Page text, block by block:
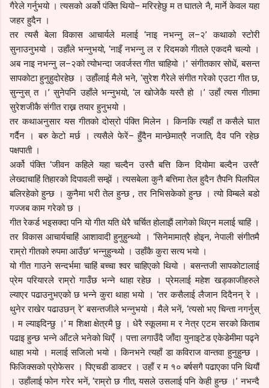
गैरेले गर्नुभयो । त्यसको अर्को पंक्ति थियो– मरिरहेछु म त घातले नै, मार्ने केवल यहा
जहर हुदैन ।
तर त्यसै बेला विकास आचार्यले मलाई ‘नाइ नभन्नु ल–२’ कथाको स्टोरी
सुनाउनुभयो । उहाँले भन्नुभयो, ‘नाइँ नभन्नु ल र रिदमको गीतले एकदमै चल्यो ।
अब नाइ नभन्नु ल–२को त्योभन्दा जवर्जस्त गीत चाहियो ।’ संगीतकार सोधें, बसन्त
सापकोटा हुनुहुदोरहेछ । उहाँलाई मैले भने, ‘सुरेश गैरेले संगीत गरेको एउटा गीत छ,
सुन्नुस् त ।’ सुनेपनि उहाँले भन्नुभयो, ‘ल खोजेकै यस्तै हो ।’ उहाँ त्यस गीतमा
सुरेशजीकै संगीत राख्न तयार हुनुभयो ।
तर कथाअनुसार यस गीतको दोस्रो पंक्ति मिलेन । किनकि त्यहाँ त कसैले घात
गर्दैन । बरु केटो मर्छ । त्यसैले फेरें– हुँदैन मान्छेमात्रै नजाति, दैव पनि रहेछ
पक्षपाती ।
अर्को पंक्ति ‘जीवन कहिले यहा चल्दैन उस्तै बत्ति किन दियोमा बल्दैन उस्तै’
लेख्दाचाहिं तिहारको दिपावली सम्झें । त्यसबेला कुनै बत्तिमा तेल हुदैन तैपनि पिलपिल
बलिरहेको हुन्छ । कुनैमा भरी तेल हुन्छ , तर निभिसकेको हुन्छ । त्यो विम्बले बडो
गज्जब काम गरेको छ ।
गीत रेकर्ड भइसक्दा पनि यो गीत यति धेरै चर्चित होलाझैं लागेको थिएन मलाई चाहिं ।
तर विकास आचार्यचाहिं आशावादी हुनुहुन्थ्यो । ‘सिनेमामात्रै होइन, नेपाली संगीतमै
राम्रो गीतको रुपमा आउँछ’ भन्नुहुन्थ्यो । उहाँकै कुरा सत्य भयो ।
यो गीत गाउने सन्दर्भमा चाहिं बच्चा श्वर चाहिएको थियो । बसन्तजी सापकोटालाई
प्रेम परियारले राम्रो गाउँछ भन्ने थाहा रहेछ । प्रेमलाई महेश खड्काजीहरुले
ल्याएर पढाउनुभएको छ भन्ने कुरा थाहा भयो । ‘तर कसैलाई लैजान दिदैनन् रे ।
थुनेर राखेर पढाउछन् रे’ बसन्तजीले भन्नुभयो । मैले भनें, ‘त्यसो भए चिन्ता नगर्नुस्
। म ल्याइदिन्छु ।’ म शिक्षा क्षेत्रमै छु । धेरै स्कूलमा म र नेत्र एटम सरको किताब
पढाइ हुन्छ भन्ने आँटले भनेको थिएँ । पत्ता लगाउँदै जाँदा युनाइटेड एकेडेमीमा पढ्ने
थाहा भयो । मलाई सजिलो भयो । किनभने त्यहाँ डा कविराज वान्तवा हुनुहुन्छ ।
फिजिक्सको प्रोफेसर । पिएचडी डाक्टर । उहाँ र म १० बर्षसगै पढाएका पनि थियौं
। उहाँलाई फोन गरेर भनें, ‘राम्रो छ गीत, यसले उसलाई पनि केही हुन्छ ।’ नभन्दै